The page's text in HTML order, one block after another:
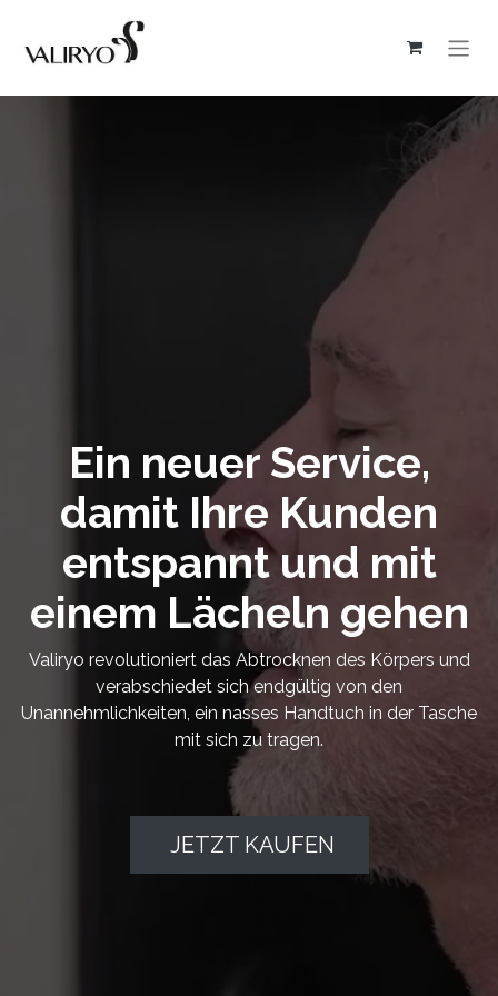
Ein neuer Service,
damit Ihre Kunden
entspannt und mit
einem Lächeln gehen
Valiryo revolutioniert das Abtrocknen des Körpers und
verabschiedet sich endgültig von den
Unannehmlichkeiten, ein nasses Handtuch in der Tasche
mit sich zu tragen.
JETZT KAUFEN